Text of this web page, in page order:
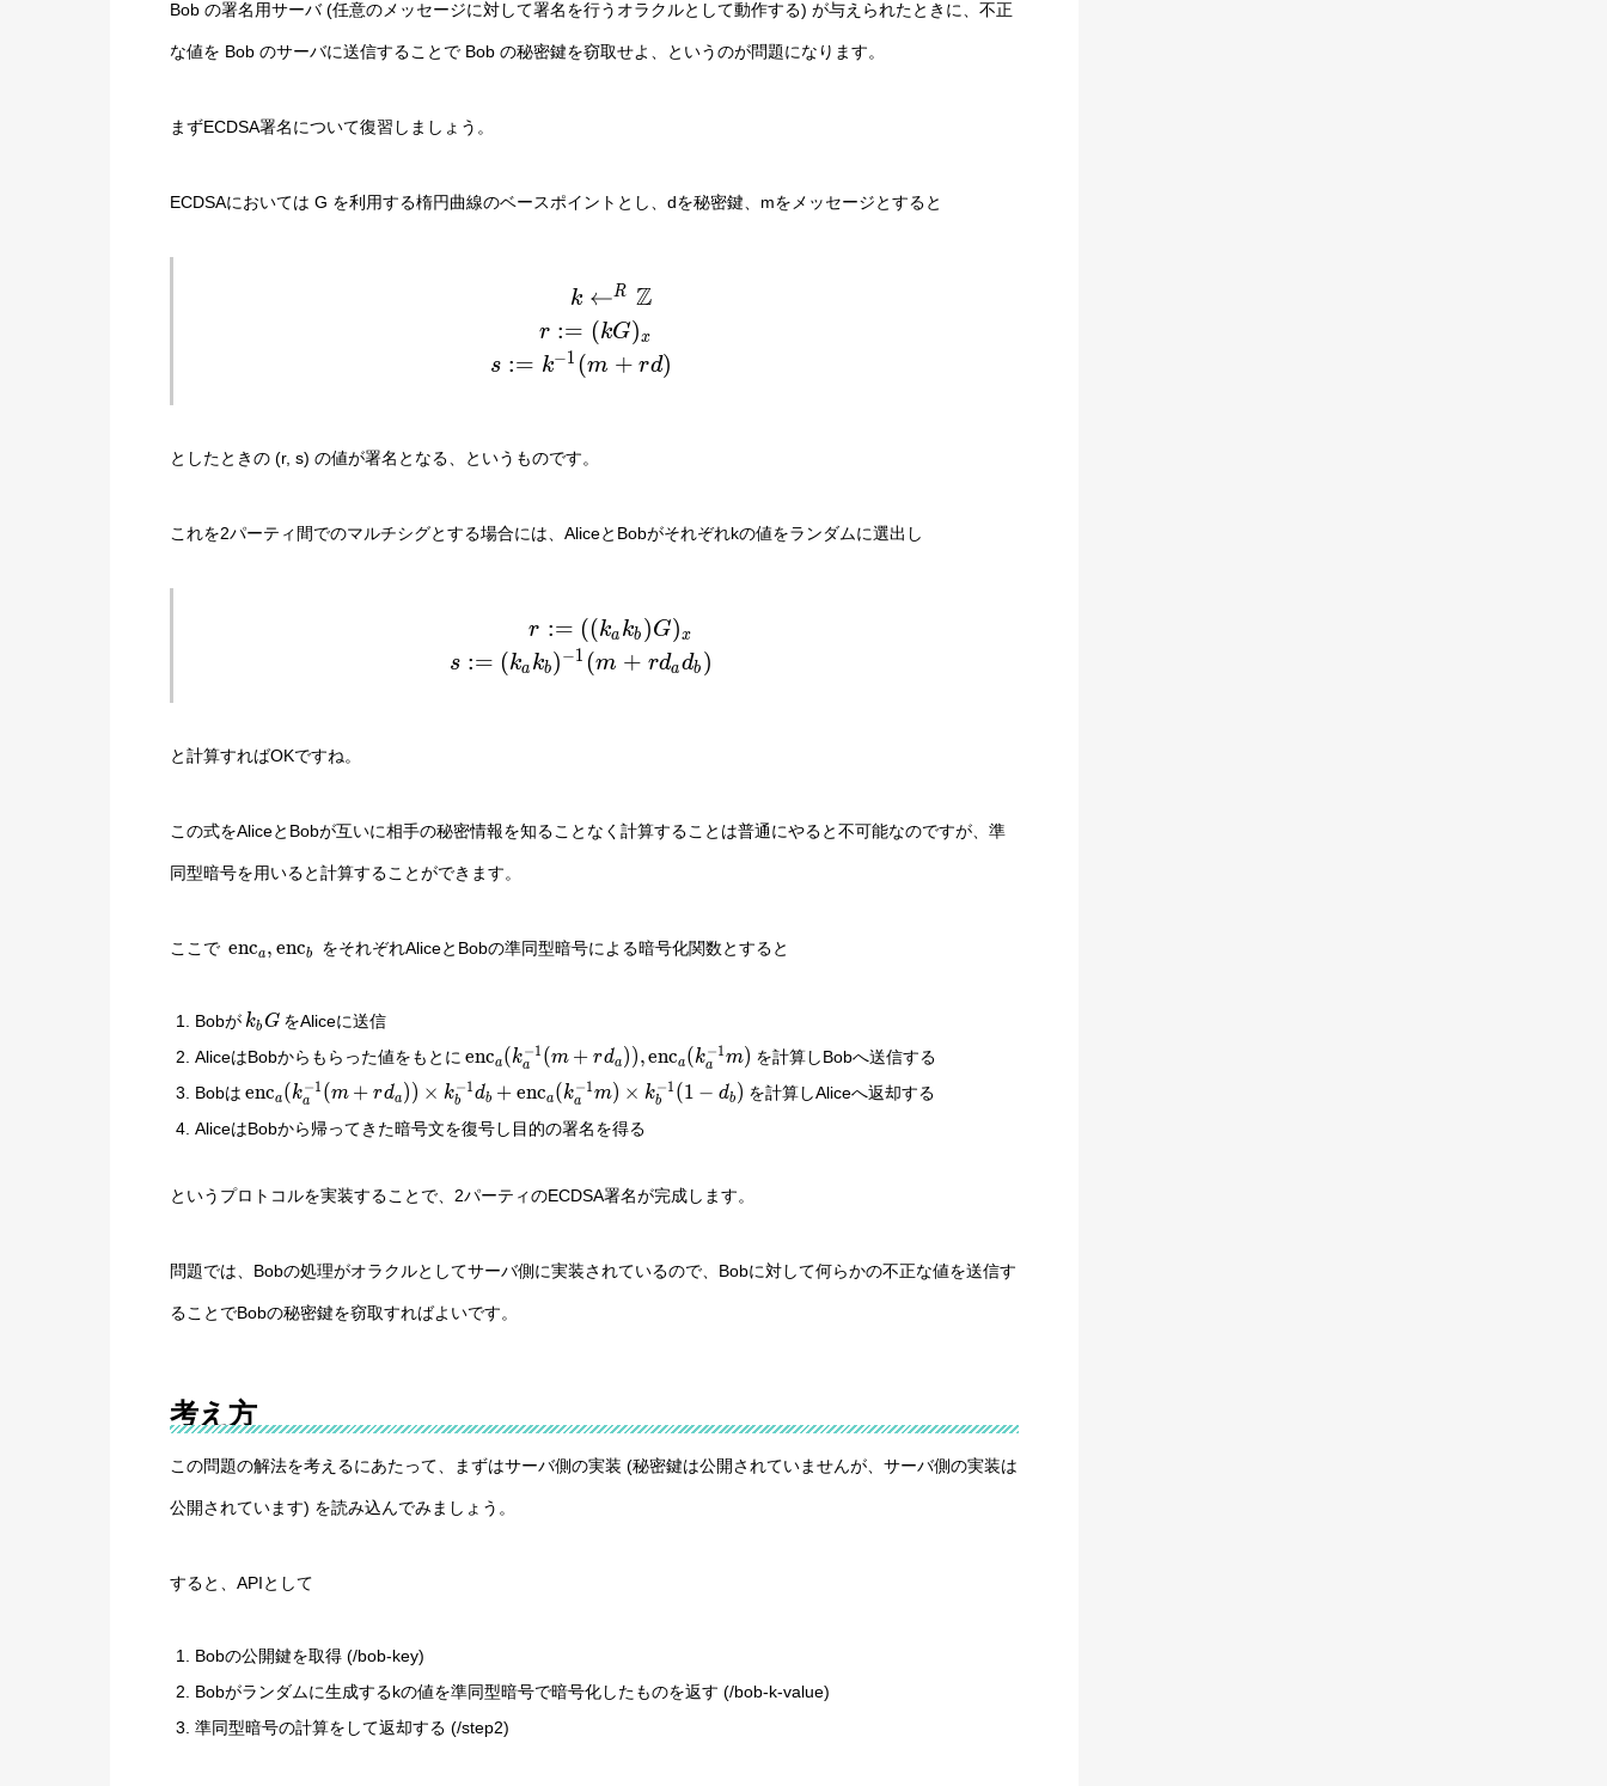
Bob の署名用サーバ (任意のメッセージに対して署名を行うオラクルとして動作する) が与えられたときに、不正
な値を Bob のサーバに送信することで Bob の秘密鍵を窃取せよ、というのが問題になります。
まずECDSA署名について復習しましょう。
ECDSAにおいては G を利用する楕円曲線のベースポイントとし、dを秘密鍵、mをメッセージとすると
k \leftarrow^R \mathbb{Z} \\
s := k^{-1} (m + rd)
k ←R Z
r := (kG)x
s := k−1 (m + rd)
としたときの (r, s) の値が署名となる、というものです。
これを2パーティ間でのマルチシグとする場合には、AliceとBobがそれぞれkの値をランダムに選出し
r := ((k_a k_b) G)_x \\
s := (k_a k_b)^{-1} (m + r d_a d_b)
r := ((ka kb )G)x
s := (ka kb)−1 (m + rdadb )
と計算すればOKですね。
この式をAliceとBobが互いに相手の秘密情報を知ることなく計算することは普通にやると不可能なのですが、準
同型暗号を用いると計算することができます。
ここで \text{enc}_a,
\text{enc}_b
enca, encb をそれぞれAliceとBobの準同型暗号による暗号化関数とすると
Bobが k_bG
kbG をAliceに送信
AliceはBobからもらった値をもとに \text{enc}_a(k_a^{-1}
(m + rd_a)),
\text{enc}_a(k_a^{-1}
m)
enca(ka
−1 (m + rda ) ),enca(ka
−1m) を計算しBobへ送信する
Bobは \text{enc}_a(k_a^{-1}
(m + rd_a)) \times
k_b^{-1} d_b +
m) \times k_b^{-1} (1
- d_b)
enca(ka
−1 (m + rda ) ) × kb
−1 db + enca(ka
−1m) × kb
−1 (1 − db ) を計算しAliceへ返却する
AliceはBobから帰ってきた暗号文を復号し目的の署名を得る
というプロトコルを実装することで、2パーティのECDSA署名が完成します。
問題では、Bobの処理がオラクルとしてサーバ側に実装されているので、Bobに対して何らかの不正な値を送信す
ることでBobの秘密鍵を窃取すればよいです。
考え方
この問題の解法を考えるにあたって、まずはサーバ側の実装 (秘密鍵は公開されていませんが、サーバ側の実装は
公開されています) を読み込んでみましょう。
すると、APIとして
Bobの公開鍵を取得 (/bob-key)
Bobがランダムに生成するkの値を準同型暗号で暗号化したものを返す (/bob-k-value)
準同型暗号の計算をして返却する (/step2)